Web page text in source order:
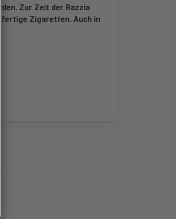
Zur Zeit der Razzia
fertige Zigaretten. Auch in